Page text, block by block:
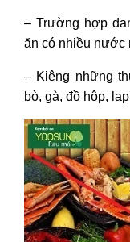
– Trường hợp
ăn có nhiều nước
– Kiêng những
bò, gà, đồ hộp,